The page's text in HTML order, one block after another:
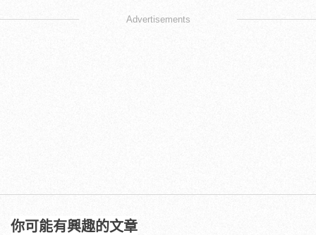
Advertisements
你可能有興趣的文章